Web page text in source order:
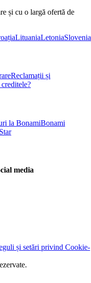
și cu o largă ofertă de
LituaniaLetoniaSlovenia
Reclamații și
la BonamiBonami
media
și setări privind Cookie-